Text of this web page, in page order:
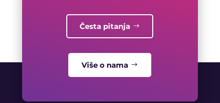
Česta pitanja
Više o nama